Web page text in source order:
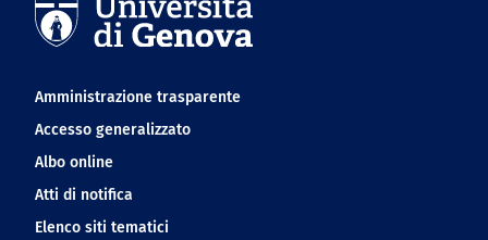
Navigation footer
Amministrazione trasparente
Accesso generalizzato
Albo online
Atti di notifica
Elenco siti tematici